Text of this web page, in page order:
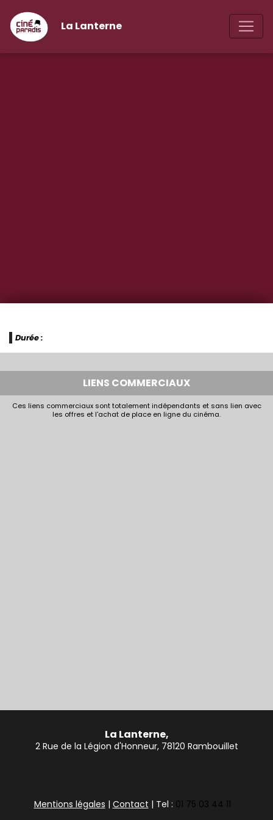
La Lanterne
Durée :
LIENS COMMERCIAUX
Ces liens commerciaux sont totalement indépendants et sans lien avec
les offres et l'achat de place en ligne du cinéma.
La Lanterne,
2 Rue de la Légion d'Honneur, 78120 Rambouillet
Mentions légales | Contact | Tel : 01 75 03 44 11